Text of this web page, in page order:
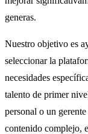
generas.
Nuestro objetivo es
seleccionar la
necesidades
talento de primer
personal o un
contenido complejo,